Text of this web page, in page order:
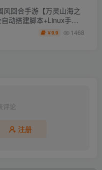
风回合手游【万灵山海之
动搭建脚本+Linux手工
端+GM授权后台+代理后
建教程+开新区教程
￥9.9 1468
评论
注册